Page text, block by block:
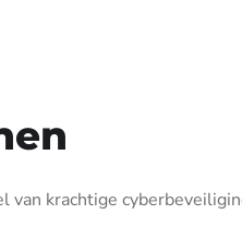
krachtige